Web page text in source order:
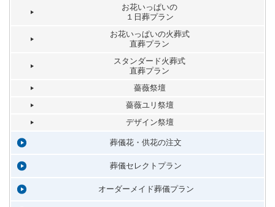
お花いっぱいの
１日葬プラン
お花いっぱいの火葬式
直葬プラン
スタンダード火葬式
直葬プラン
薔薇祭壇
薔薇ユリ祭壇
デザイン祭壇
葬儀花・供花の注文
葬儀セレクトプラン
オーダーメイド葬儀プラン